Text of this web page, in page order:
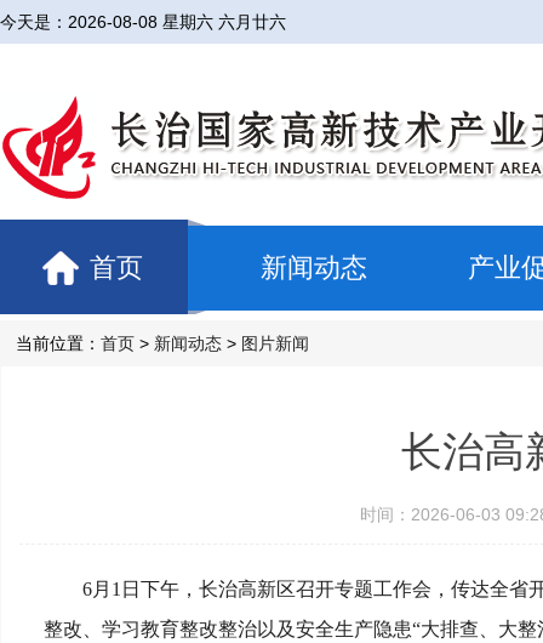
今天是： 2026-08-08 星期六 六月廿六
首页 新闻动态 产业
当前位置： 首页 > 新闻动态 > 图片新闻
长治高
时间：2026-06-03
6月1日下午，长治高新区召开专题工作会，传达全
整改、学习教育整改整治以及安全生产隐患“大排查、大